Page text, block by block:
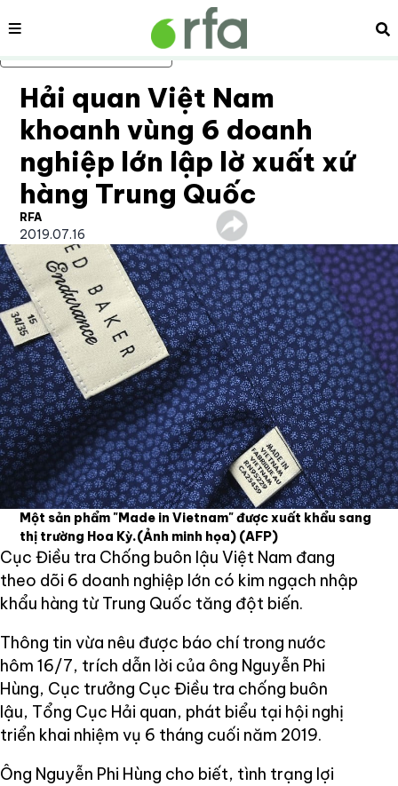
Bỏ qua nội dung chính
Nội dung
Hải quan Việt Nam
khoanh vùng 6 doanh
nghiệp lớn lập lờ xuất xứ
hàng Trung Quốc
RFA
2019.07.16
Một sản phẩm "Made in Vietnam" được xuất khẩu sang
thị trường Hoa Kỳ.(Ảnh minh họa) (AFP)
Cục Điều tra Chống buôn lậu Việt Nam đang
theo dõi 6 doanh nghiệp lớn có kim ngạch nhập
khẩu hàng từ Trung Quốc tăng đột biến.
Thông tin vừa nêu được báo chí trong nước
hôm 16/7, trích dẫn lời của ông Nguyễn Phi
Hùng, Cục trưởng Cục Điều tra chống buôn
lậu, Tổng Cục Hải quan, phát biểu tại hội nghị
triển khai nhiệm vụ 6 tháng cuối năm 2019.
Ông Nguyễn Phi Hùng cho biết, tình trạng lợi